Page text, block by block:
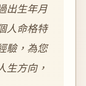
出生年月
人命格特
驗，為您
生方向，